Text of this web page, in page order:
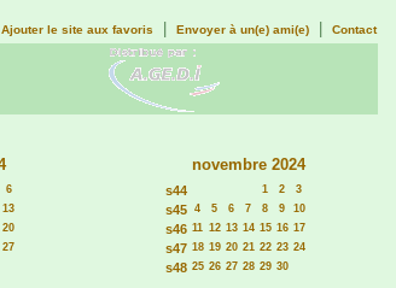
Ajouter le site aux favoris Envoyer à un(e) ami(e) Contact
6
13
20
27
novembre 2024
s44 1 2 3
s45 4 5 6 7 8 9 10
s46 11 12 13 14 15 16 17
s47 18 19 20 21 22 23 24
s48 25 26 27 28 29 30